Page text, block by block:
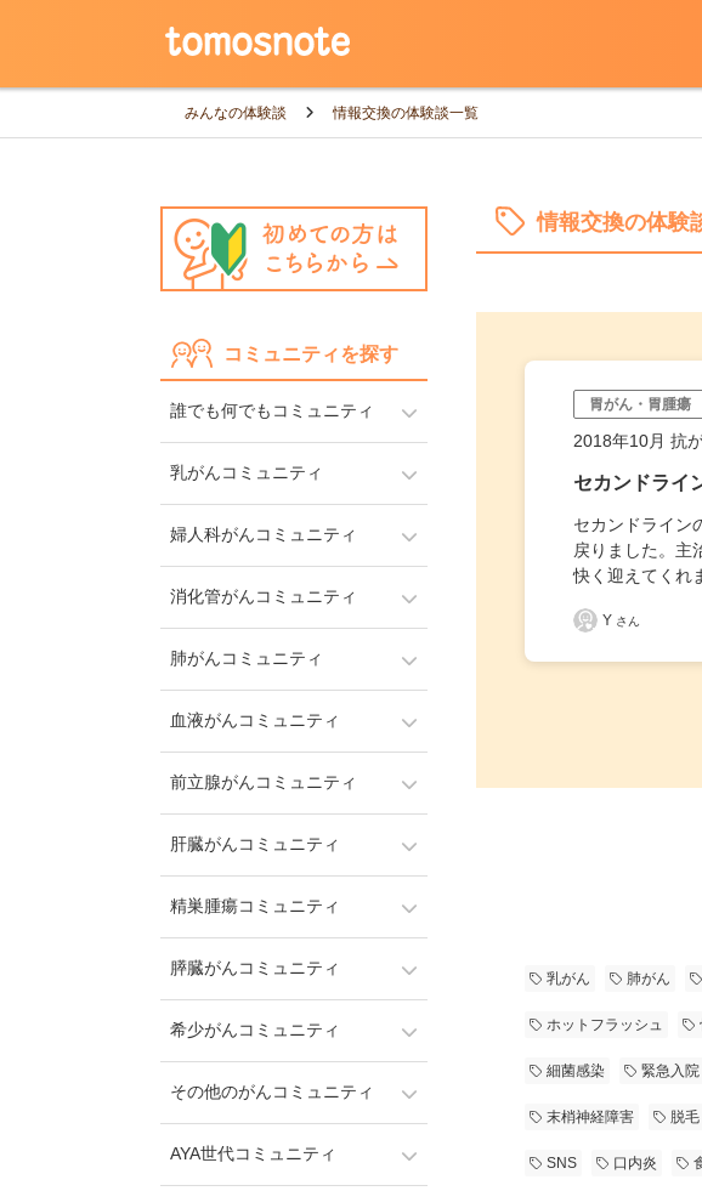
みんなの体験談 情報交換の体験談一覧
コミュニティを探す
誰でも何でもコミュニティ
乳がんコミュニティ
婦人科がんコミュニティ
消化管がんコミュニティ
肺がんコミュニティ
血液がんコミュニティ
前立腺がんコミュニティ
肝臓がんコミュニティ
精巣腫瘍コミュニティ
膵臓がんコミュニティ
希少がんコミュニティ
その他のがんコミュニティ
AYA世代コミュニティ
情報交換の体験
胃がん・胃腫瘍
2018年10月 抗
セカンドライ
セカンドライン
戻りました。主
快く迎えてくれ
Y さん
乳がん 肺がん
ホットフラッシュ
細菌感染 緊急入院
末梢神経障害 脱毛
SNS 口内炎